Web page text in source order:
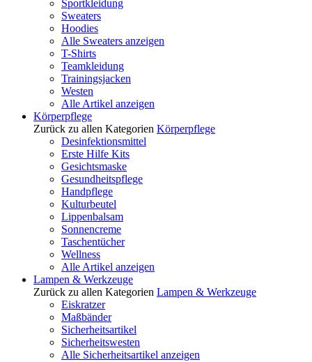
Sportkleidung
Sweaters
Hoodies
Alle Sweaters anzeigen
T-Shirts
Teamkleidung
Trainingsjacken
Westen
Alle Artikel anzeigen
Körperpflege
Zurück zu allen Kategorien Körperpflege
Desinfektionsmittel
Erste Hilfe Kits
Gesichtsmaske
Gesundheitspflege
Handpflege
Kulturbeutel
Lippenbalsam
Sonnencreme
Taschentücher
Wellness
Alle Artikel anzeigen
Lampen & Werkzeuge
Zurück zu allen Kategorien Lampen & Werkzeuge
Eiskratzer
Maßbänder
Sicherheitsartikel
Sicherheitswesten
Alle Sicherheitsartikel anzeigen